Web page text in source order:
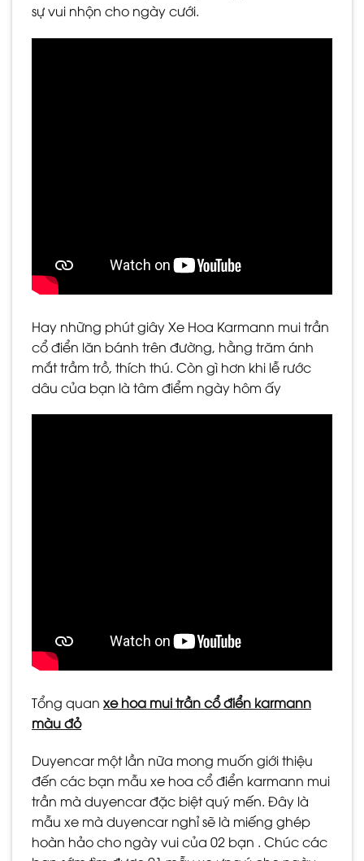
sự vui nhộn cho ngày cưới.
Hay những phút giây Xe Hoa Karmann mui trần
cổ điển lăn bánh trên đường, hằng trăm ánh
mắt trầm trồ, thích thú. Còn gì hơn khi lễ rước
dâu của bạn là tâm điểm ngày hôm ấy
Tổng quan xe hoa mui trần cổ điển karmann
màu đỏ
Duyencar một lần nữa mong muốn giới thiệu
đến các bạn mẫu xe hoa cổ điển karmann mui
trần mà duyencar đặc biệt quý mến. Đây là
mẫu xe mà duyencar nghỉ sẽ là miếng ghép
hoàn hảo cho ngày vui của 02 bạn . Chúc các